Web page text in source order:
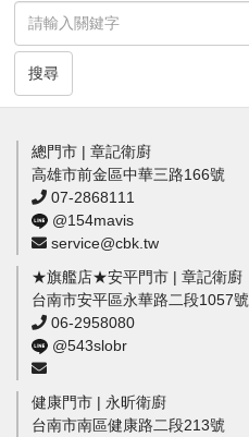
搜尋
總門市 | 章記衛廚
高雄市前金區中華三路166號
07-2868111
@154mavis
service@cbk.tw
★旗艦店★安平門市 | 章記衛廚
台南市安平區永華路二段1057號
06-2958080
@543slobr
健康門市 | 永昕衛廚
台南市南區健康路二段213號